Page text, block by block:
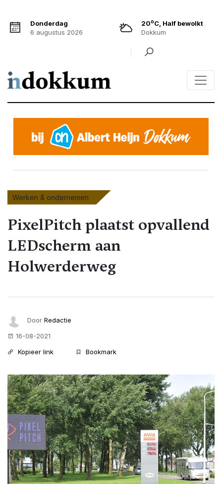
Donderdag
6 augustus 2026
20oC, Half bewolkt
Dokkum
Werken & ondernemen
PixelPitch plaatst opvallend
LEDscherm aan
Holwerderweg
Door Redactie
16-08-2021
Kopieer link
Bookmark